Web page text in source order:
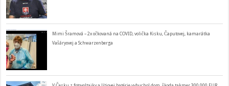
Mimi Šramová – 2x očkovaná na COVID, volička Kisku, Čaputovej, kamarátka
Vašáryovej a Schwarzenberga